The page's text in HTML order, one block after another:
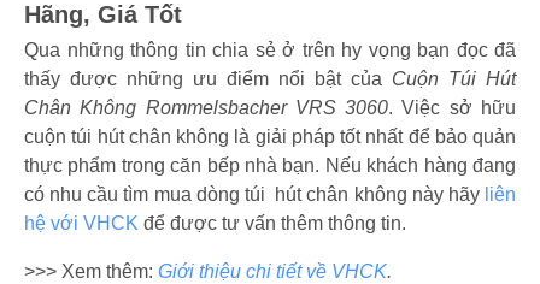
Hãng, Giá Tốt
Qua những thông tin chia sẻ ở trên hy vọng bạn đọc đã
thấy được những ưu điểm nổi bật của Cuộn Túi Hút
Chân Không ‎Rommelsbacher VRS 3060. Việc sở hữu
cuộn túi hút chân không là giải pháp tốt nhất để bảo quản
thực phẩm trong căn bếp nhà bạn. Nếu khách hàng đang
có nhu cầu tìm mua dòng túi hút chân không này hãy liên
hệ với VHCK để được tư vấn thêm thông tin.
>>> Xem thêm: Giới thiệu chi tiết về VHCK.